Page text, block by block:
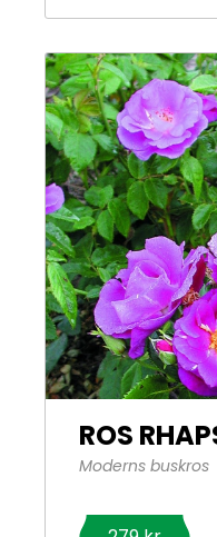
ROS
Moderns buskros